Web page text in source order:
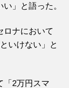
」と語った。
ロナにおいて
いけない」と
「2万円スマ